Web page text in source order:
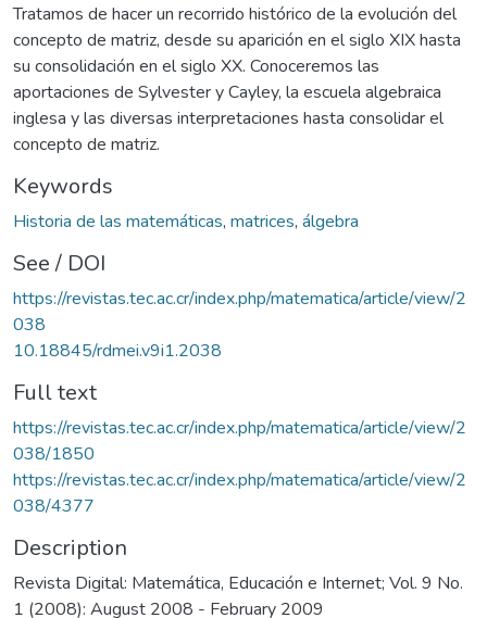
Tratamos de hacer un recorrido histórico de la evolución del
concepto de matriz, desde su aparición en el siglo XIX hasta
su consolidación en el siglo XX. Conoceremos las
aportaciones de Sylvester y Cayley, la escuela algebraica
inglesa y las diversas interpretaciones hasta consolidar el
concepto de matriz.
Keywords
Historia de las matemáticas, matrices, álgebra
See / DOI
https://revistas.tec.ac.cr/index.php/matematica/article/view/2
038
10.18845/rdmei.v9i1.2038
Full text
https://revistas.tec.ac.cr/index.php/matematica/article/view/2
038/1850
https://revistas.tec.ac.cr/index.php/matematica/article/view/2
038/4377
Description
Revista Digital: Matemática, Educación e Internet; Vol. 9 No.
1 (2008): August 2008 - February 2009